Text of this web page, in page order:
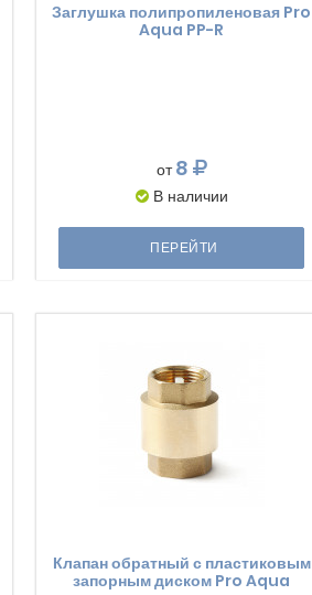
Заглушка полипропиленовая Pro
Aqua PP-R
от8
В наличии
ПЕРЕЙТИ
Клапан обратный с пластиковым
запорным диском Pro Aqua